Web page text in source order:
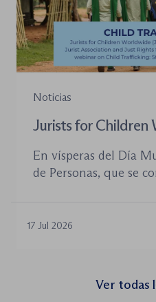
Noticias
Jurists for Children
para combatir la
defender el Estado
En vísperas del Día
de Personas, que se
la World Jurist
seminario web
menores: reforzando
17 Jul 2026
Ver todas